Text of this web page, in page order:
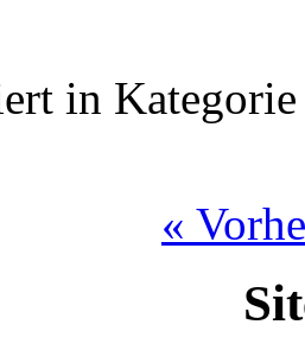
in Kategorie
«